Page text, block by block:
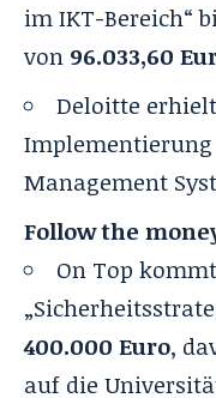
im IKT-Bereich“
von 96.033,60
Deloitte erhielt
Management
Follow the
On Top
400.000 Euro,
auf die